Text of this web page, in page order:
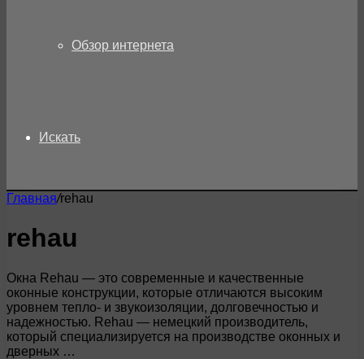
Обзор интернета
Искать
Главная/rehau
rehau
Окна Rehau — это современные и качественные
оконные конструкции, которые отличаются высоким
уровнем тепло- и звукоизоляции, долговечностью и
надежностью. Rehau — немецкий производитель,
который специализируется на производстве оконных и
дверных …